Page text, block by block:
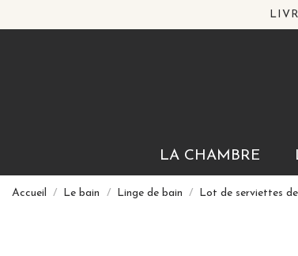
LA CHAMBRE
Accueil Le bain Linge de bain Lot de serviettes